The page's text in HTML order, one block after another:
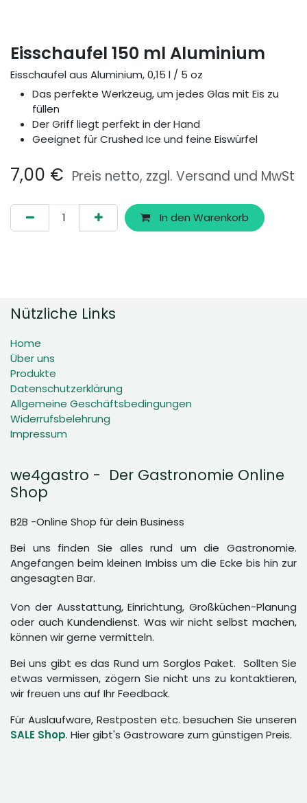
Eisschaufel 150 ml Aluminium
Eisschaufel aus Aluminium, 0,15 l / 5 oz
Das perfekte Werkzeug, um jedes Glas mit Eis zu
füllen
Der Griff liegt perfekt in der Hand
Geeignet für Crushed Ice und feine Eiswürfel
7,00 € Preis netto, zzgl. Versand und MwSt
In den Warenkorb
Nützliche Links
Home
Über uns
Produkte
Datenschutzerklärung
Allgemeine Geschäftsbedingungen
Widerrufsbelehrung
Impressum
we4gastro - Der Gastronomie Online
Shop
B2B -Online Shop für dein Business
Bei uns finden Sie alles rund um die Gastronomie.
Angefangen beim kleinen Imbiss um die Ecke bis hin zur
angesagten Bar.
Von der Ausstattung, Einrichtung, Großküchen-Planung
oder auch Kundendienst. Was wir nicht selbst machen,
können wir gerne vermitteln.
Bei uns gibt es das Rund um Sorglos Paket. Sollten Sie
etwas vermissen, zögern Sie nicht uns zu kontaktieren,
wir freuen uns auf Ihr Feedback.
Für Auslaufware, Restposten etc. besuchen Sie unseren
SALE Shop. Hier gibt's Gastroware zum günstigen Preis.